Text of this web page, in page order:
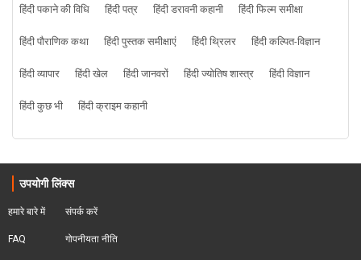
हिंदी पकाने की विधि
हिंदी पत्र हिंदी डरावनी कहानी
हिंदी फिल्म समीक्षा
हिंदी पौराणिक कथा
हिंदी पुस्तक समीक्षाएं हिंदी थ्रिलर
हिंदी कल्पित-विज्ञान
हिंदी व्यापार
हिंदी खेल हिंदी जानवरों हिंदी ज्योतिष शास्त्र
हिंदी विज्ञान
हिंदी कुछ भी
हिंदी क्राइम कहानी
उपयोगी लिंक्स
हमारे बारे में
FAQ
संपर्क करें
गोपनीयता नीति